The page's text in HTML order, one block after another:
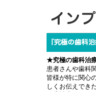
★究極の歯科治
患者さんや歯科
皆様が特に関心
しくお伝えでき